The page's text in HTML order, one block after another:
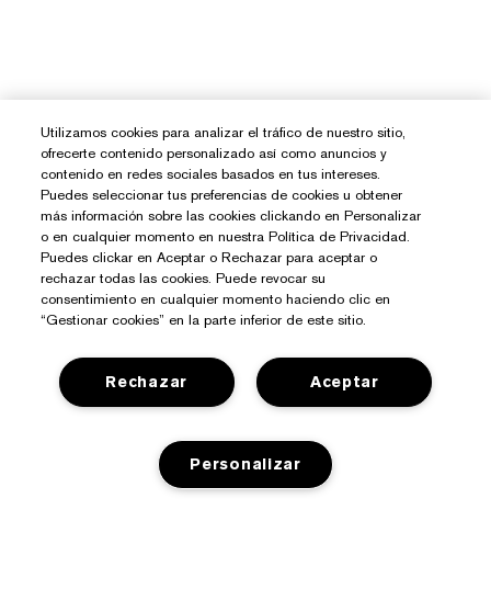
¿Necesitas Ayuda?
Utilizamos cookies para analizar el tráfico de nuestro sitio,
ofrecerte contenido personalizado así como anuncios y
contenido en redes sociales basados en tus intereses.
Puedes seleccionar tus preferencias de cookies u obtener
más información sobre las cookies clickando en Personalizar
o en cualquier momento en nuestra Política de Privacidad.
Puedes clickar en Aceptar o Rechazar para aceptar o
rechazar todas las cookies. Puede revocar su
consentimiento en cualquier momento haciendo clic en
“Gestionar cookies” en la parte inferior de este sitio.
Aceptar
Rechazar
Personalizar